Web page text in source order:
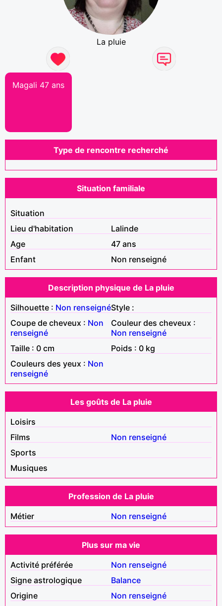
La pluie
Magali 47 ans
Type de rencontre recherché
Situation familiale
Situation
Lieu d'habitation
Lalinde
Age
47 ans
Enfant
Non renseigné
Description physique de La pluie
Silhouette : Non renseignéStyle :
Coupe de cheveux : Non
renseigné
Couleur des cheveux :
Non renseigné
Taille : 0 cm
Poids : 0 kg
Couleurs des yeux : Non
renseigné
Les goûts de La pluie
Loisirs
Films
Non renseigné
Sports
Musiques
Profession de La pluie
Métier
Non renseigné
Plus sur ma vie
Activité préférée
Non renseigné
Signe astrologique
Balance
Origine
Non renseigné